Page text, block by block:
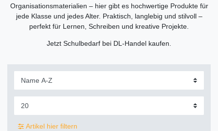
Organisationsmaterialien – hier gibt es hochwertige Produkte für
jede Klasse und jedes Alter. Praktisch, langlebig und stilvoll –
perfekt für Lernen, Schreiben und kreative Projekte.
Jetzt Schulbedarf bei DL-Handel kaufen.
Artikel hier filtern